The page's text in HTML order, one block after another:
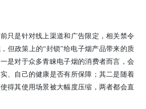
只是针对线上渠道和广告限定，相关禁令
但政策上的“封锁”给电子烟产品带来的质
是对于众多青睐电子烟的消费者而言，会
、自己的健康是否有所保障；其二是随着
得其使用场景被大幅度压缩，两者都会直